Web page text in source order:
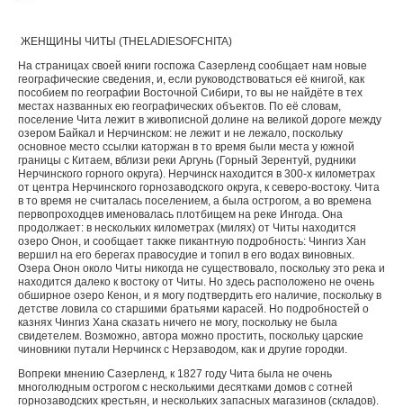
ЖЕНЩИНЫ ЧИТЫ (THELADIESOFCHITA)
На страницах своей книги госпожа Сазерленд сообщает нам новые
географические сведения, и, если руководствоваться её книгой, как
пособием по географии Восточной Сибири, то вы не найдёте в тех
местах названных ею географических объектов. По её словам,
поселение Чита лежит в живописной долине на великой дороге между
озером Байкал и Нерчинском: не лежит и не лежало, поскольку
основное место ссылки каторжан в то время были места у южной
границы с Китаем, вблизи реки Аргунь (Горный Зерентуй, рудники
Нерчинского горного округа). Нерчинск находится в 300-х километрах
от центра Нерчинского горнозаводского округа, к северо-востоку. Чита
в то время не считалась поселением, а была острогом, а во времена
первопроходцев именовалась плотбищем на реке Ингода. Она
продолжает: в нескольких километрах (милях) от Читы находится
озеро Онон, и сообщает также пикантную подробность: Чингиз Хан
вершил на его берегах правосудие и топил в его водах виновных.
Озера Онон около Читы никогда не существовало, поскольку это река и
находится далеко к востоку от Читы. Но здесь расположено не очень
обширное озеро Кенон, и я могу подтвердить его наличие, поскольку в
детстве ловила со старшими братьями карасей. Но подробностей о
казнях Чингиз Хана сказать ничего не могу, поскольку не была
свидетелем. Возможно, автора можно простить, поскольку царские
чиновники путали Нерчинск с Нерзаводом, как и другие городки.
Вопреки мнению Сазерленд, к 1827 году Чита была не очень
многолюдным острогом с несколькими десятками домов с сотней
горнозаводских крестьян, и нескольких запасных магазинов (складов).